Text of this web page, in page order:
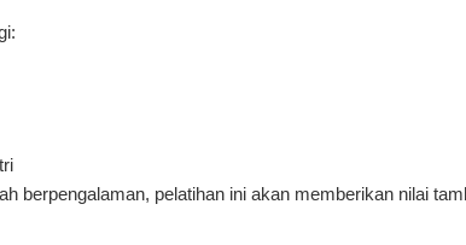
berpengalaman, pelatihan ini akan memberikan nilai